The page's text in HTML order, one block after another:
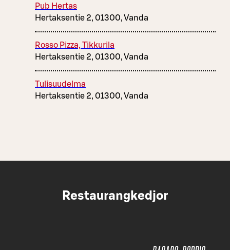
Pub Hertas
Hertaksentie 2, 01300, Vanda
Rosso Pizza, Tikkurila
Hertaksentie 2, 01300, Vanda
Tulisuudelma
Hertaksentie 2, 01300, Vanda
Restaurangkedjor